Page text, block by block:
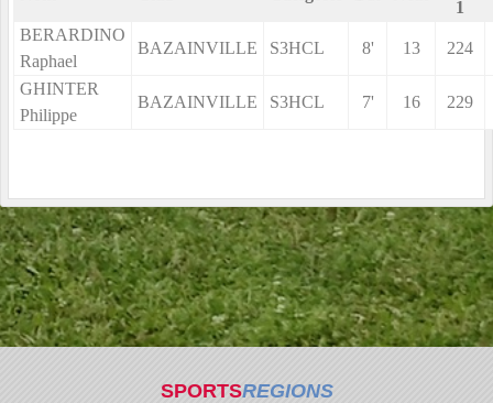
1
BERARDINO
Raphael
BAZAINVILLE S3HCL 8' 13 224
GHINTER
Philippe
BAZAINVILLE S3HCL 7' 16 229
SPORTSREGIONS